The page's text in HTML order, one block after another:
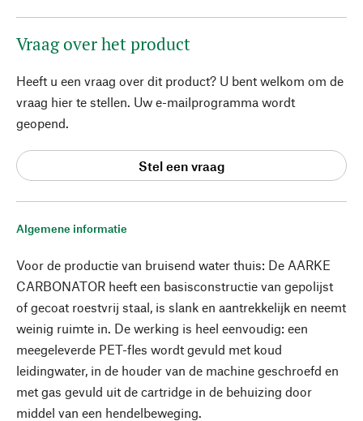
Algemene informatie
Voor de productie van bruisend water thuis: De AARKE
CARBONATOR heeft een basisconstructie van gepolijst
of gecoat roestvrij staal, is slank en aantrekkelijk en neemt
weinig ruimte in. De werking is heel eenvoudig: een
meegeleverde PET-fles wordt gevuld met koud
leidingwater, in de houder van de machine geschroefd en
met gas gevuld uit de cartridge in de behuizing door
middel van een hendelbeweging.
Vraag over het product
Heeft u een vraag over dit product? U bent welkom om de
vraag hier te stellen. Uw e-mailprogramma wordt
geopend.
Stel een vraag